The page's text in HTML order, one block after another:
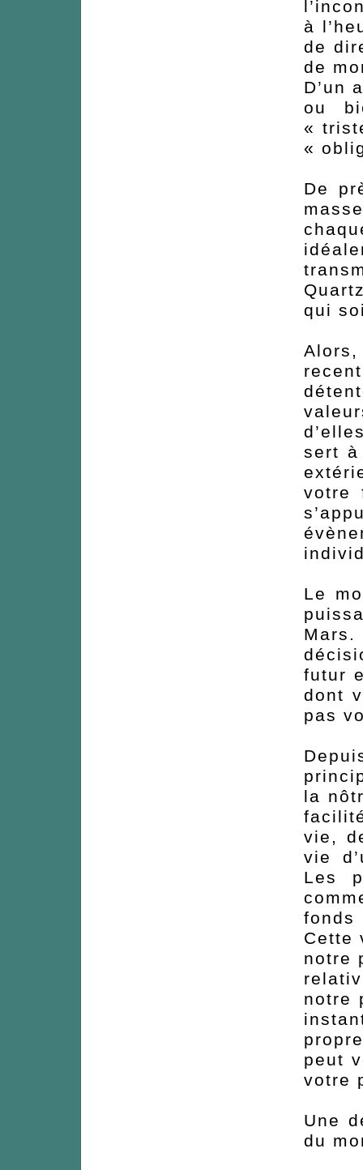
à
de
de
D’un
ou
«
«
De
qui
sert
votre
Le
futur
dont
pas
la
vie,
vie
Les
fonds
Cette
notre
notre
peut
votre
Une
du